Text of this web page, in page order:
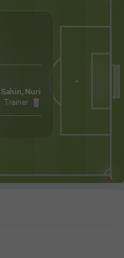
Sahin, Nuri
Trainer